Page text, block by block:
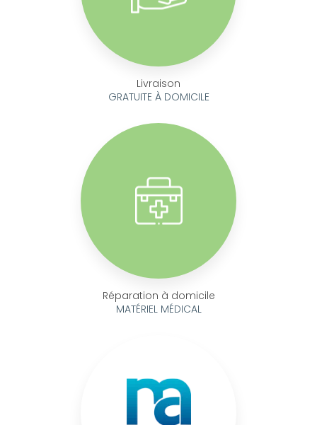
Livraison
GRATUITE À DOMICILE
Réparation à domicile
MATÉRIEL MÉDICAL